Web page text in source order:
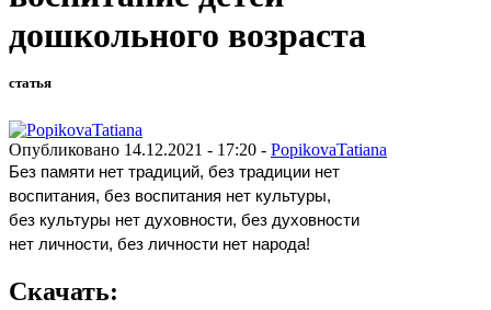
дошкольного возраста
статья
Опубликовано 14.12.2021 - 17:20 - PopikovaTatiana
Без памяти нет традиций, без традиции нет
воспитания, без воспитания нет культуры,
без культуры нет духовности, без духовности
нет личности, без личности нет народа!
Скачать: